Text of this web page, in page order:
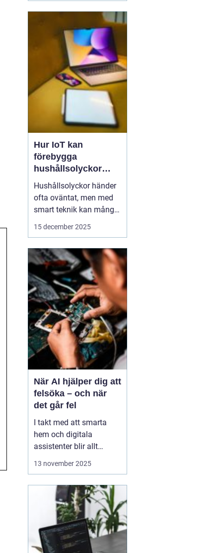
ner och mobilen tar över
vår vardag behövs
flexibla lösningar som
kombinerar klassisk
telefoni med modern...
Hur IoT kan
förebygga
hushållsolyckor
innan de inträffar
Hushållsolyckor händer
ofta oväntat, men med
smart teknik kan många
av dem förebyggas
Things, gör det möjligt
för hemmet att övervaka
och reagera p...
15 december 2025
När AI hjälper dig att
felsöka – och när
det går fel
I takt med att smarta
hem och digitala
assistenter blir allt
vanligare, har artificiell
tekniska vardag. Vi
frågar AI om allt från
varför Wi-Fi:et plötsligt
kraschar till hur vi &a...
13 november 2025